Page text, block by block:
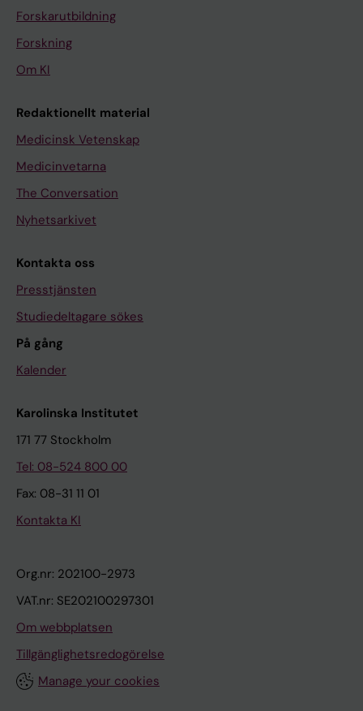
Forskarutbildning
Forskning
Om KI
Redaktionellt material
Medicinsk Vetenskap
Medicinvetarna
The Conversation
Nyhetsarkivet
Kontakta oss
Presstjänsten
Studiedeltagare sökes
På gång
Kalender
Karolinska Institutet
171 77 Stockholm
Tel: 08-524 800 00
Fax: 08-31 11 01
Kontakta KI
Org.nr: 202100-2973
VAT.nr: SE202100297301
Om webbplatsen
Tillgänglighetsredogörelse
Manage your cookies